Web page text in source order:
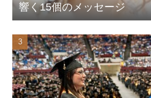
響く15個のメッセージ